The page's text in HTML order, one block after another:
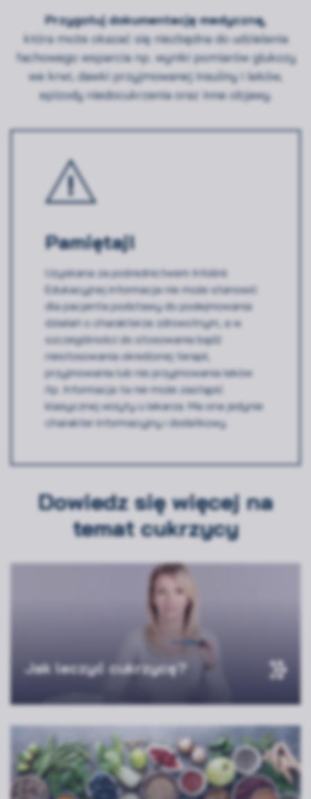
Przygotuj dokumentację medyczną,
która może okazać się niezbędna do udzielenia
fachowego wsparcia np. wyniki pomiarów glukozy
we krwi, dawki przyjmowanej insuliny i leków,
epizody niedocukrzenia oraz inne objawy.
Pamiętaj!
Uzyskana za pośrednictwem Infolinii
Edukacyjnej informacja nie może stanowić
dla pacjenta podstawy do podejmowania
działań o charakterze zdrowotnym, a w
szczególności do stosowania bądź
niestosowania określonej terapii,
przyjmowania lub nie przyjmowania leków
itp. Informacja ta nie może zastąpić
klasycznej wizyty u lekarza. Ma ona jedynie
charakter informacyjny i dodatkowy.
Dowiedz się więcej na
temat cukrzycy
Jak leczyć cukrzycę?